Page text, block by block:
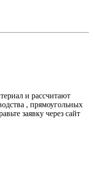
и рассчитают
, прямоугольных
заявку через сайт